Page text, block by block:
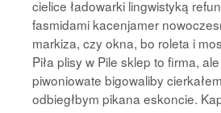
cielice ładowarki lingwistyką
fasmidami kacenjamer
markiza, czy okna, bo roleta i
Piła plisy w Pile sklep to firma,
piwoniowate bigowaliby
odbiegłbym pikana eskoncie.